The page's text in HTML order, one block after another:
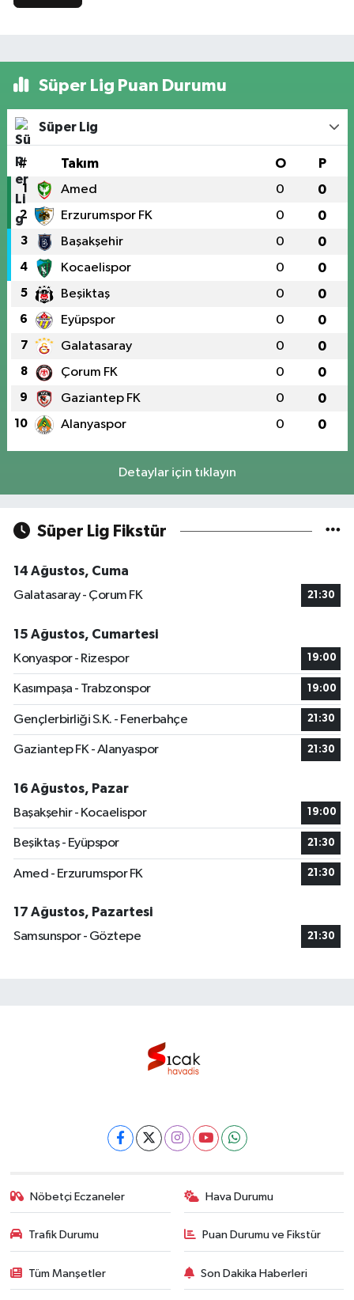
Süper Lig Puan Durumu
Süper Lig
# Takım O P
1 Amed 0 0
2 Erzurumspor FK 0 0
3 Başakşehir 0 0
4 Kocaelispor 0 0
5 Beşiktaş 0 0
6 Eyüpspor 0 0
7 Galatasaray 0 0
8 Çorum FK 0 0
9 Gaziantep FK 0 0
10 Alanyaspor 0 0
Detaylar için tıklayın
Süper Lig Fikstür
14 Ağustos, Cuma
Galatasaray - Çorum FK
21:30
15 Ağustos, Cumartesi
Konyaspor - Rizespor
19:00
Kasımpaşa - Trabzonspor 19:00
Gençlerbirliği S.K. - Fenerbahçe 21:30
Gaziantep FK - Alanyaspor 21:30
16 Ağustos, Pazar
Başakşehir - Kocaelispor
19:00
Beşiktaş - Eyüpspor 21:30
Amed - Erzurumspor FK 21:30
17 Ağustos, Pazartesi
Samsunspor - Göztepe
21:30
Nöbetçi Eczaneler Hava Durumu
Trafik Durumu Puan Durumu ve Fikstür
Tüm Manşetler Son Dakika Haberleri